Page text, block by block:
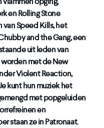
en Rolling Stone
Speed Kills, het
and the Gang, een
uit leden van
met de New
Violent Reaction,
kunt hun muziek het
met popgeluiden
en
staan ze in Patronaat.